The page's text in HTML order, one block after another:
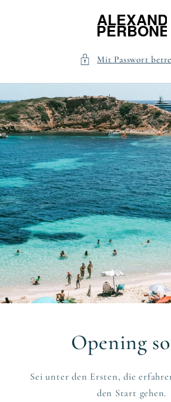
Mit Passwort
Opening
Sei unter den Ersten, die
den Start gehen.